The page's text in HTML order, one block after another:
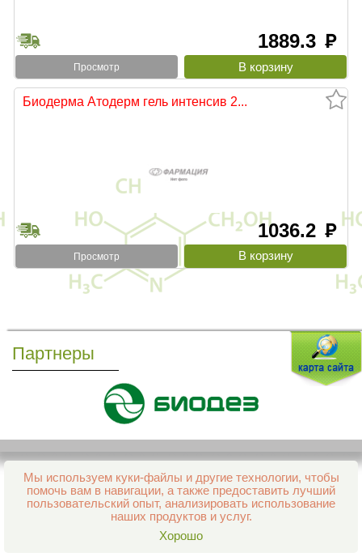
1889.3 руб
Просмотр
Биодерма Атодерм гель интенсив 2...
1036.2 руб
Просмотр
Партнеры
Мы используем куки-файлы и другие технологии, чтобы
помочь вам в навигации, а также предоставить лучший
пользовательский опыт, анализировать использование
наших продуктов и услуг.
Хорошо
Все права защищены и охраняются законом
© 2013–2026 Интернет-аптека Фармация
support@aptekapenza.ru
Телефон: Служба обработки заказов 99-98-28